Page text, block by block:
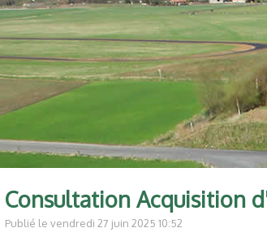
Consultation Acquisition
Publié le vendredi 27 juin 2025 10:52